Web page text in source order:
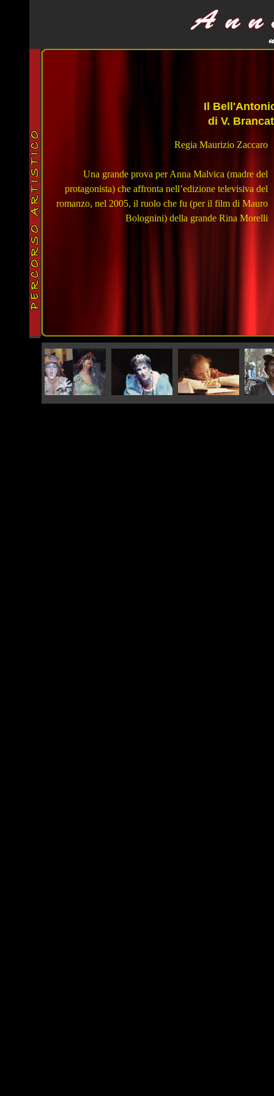
Il
di V.
Regia Maurizio Zaccaro
Una grande prova per Anna Malvica (madre del
protagonista) che affronta nell’edizione televisiva del
romanzo, nel 2005, il ruolo che fu (per il film di Mauro
Bolognini) della grande Rina Morelli